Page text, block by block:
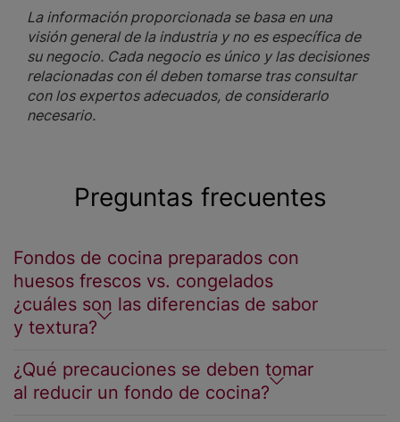
La información proporcionada se basa en una
visión general de la industria y no es específica de
su negocio. Cada negocio es único y las decisiones
relacionadas con él deben tomarse tras consultar
con los expertos adecuados, de considerarlo
necesario.
Preguntas frecuentes
Fondos de cocina preparados con
huesos frescos vs. congelados
¿cuáles son las diferencias de sabor
y textura?
¿Qué precauciones se deben tomar
al reducir un fondo de cocina?